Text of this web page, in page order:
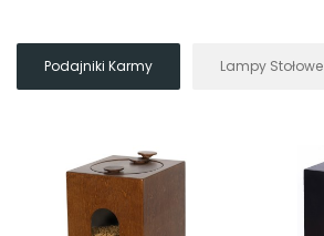
Podajniki Karmy Lampy Stołowe